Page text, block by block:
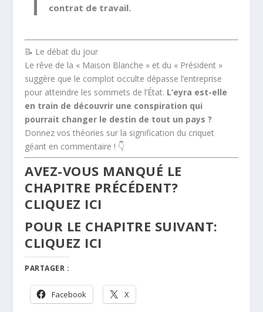
contrat de travail.
📝 Le débat du jour
Le rêve de la « Maison Blanche » et du « Président »
suggère que le complot occulte dépasse l’entreprise
pour atteindre les sommets de l’État. L’eyra est-elle
en train de découvrir une conspiration qui
pourrait changer le destin de tout un pays ?
Donnez vos théories sur la signification du criquet
géant en commentaire ! 👇
AVEZ-VOUS MANQUÉ LE
CHAPITRE PRÉCÉDENT?
CLIQUEZ ICI
POUR LE CHAPITRE SUIVANT:
CLIQUEZ ICI
PARTAGER :
Facebook X